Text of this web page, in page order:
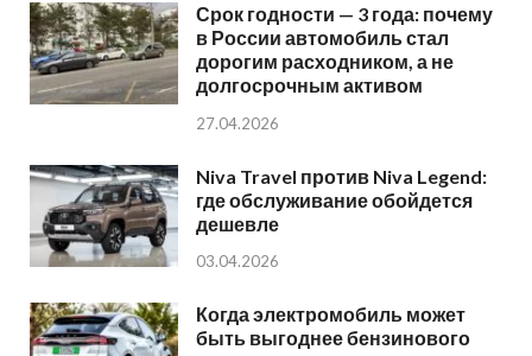
Срок годности — 3 года: почему
в России автомобиль стал
дорогим расходником, а не
долгосрочным активом
27.04.2026
Niva Travel против Niva Legend:
где обслуживание обойдется
дешевле
03.04.2026
Когда электромобиль может
быть выгоднее бензинового